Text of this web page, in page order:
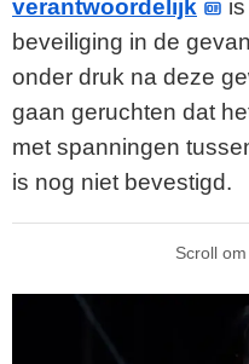
verantwoordelijk
beveiliging in de
onder druk na deze
gaan geruchten dat
met spanningen
is nog niet bevestigd.
Scroll